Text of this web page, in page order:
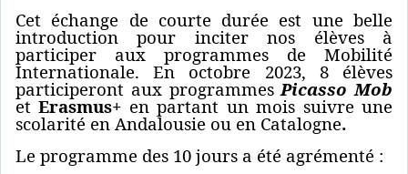
Cet échange de courte durée est une belle
introduction pour inciter nos élèves à
participer aux programmes de Mobilité
Internationale. En octobre 2023, 8 élèves
participeront aux programmesPicasso Mob
etErasmus+ en partant un mois suivre une
scolarité en Andalousie ou en Catalogne.
Le programme des 10 jours a été agrémenté :